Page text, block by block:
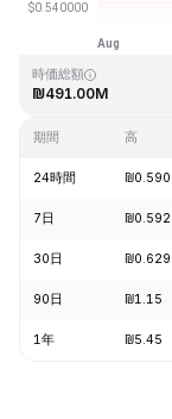
時価総額
₪491.00M
期間 高
24時間
7日
30日
90日 ₪1.15
1年 ₪5.45